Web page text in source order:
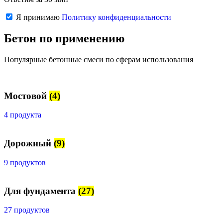
Я принимаю Политику конфиденциальности
Бетон по применению
Популярные бетонные смеси по сферам использования
Мостовой (4)
4 продукта
Дорожный (9)
9 продуктов
Для фундамента (27)
27 продуктов